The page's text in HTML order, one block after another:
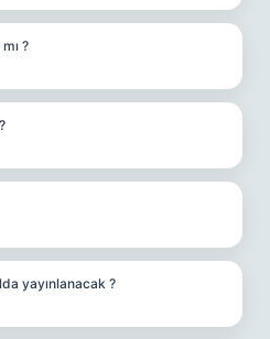
?
yayınlanacak ?